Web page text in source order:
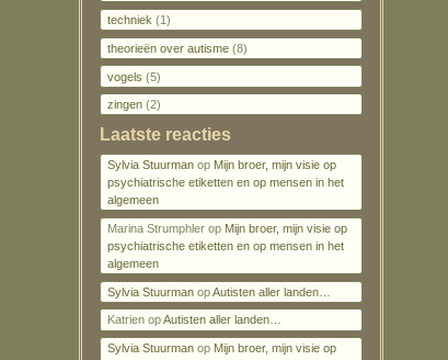
techniek (1)
theorieën over autisme(8)
vogels (5)
zingen(2)
Laatste reacties
Sylvia Stuurmanop Mijn broer, mijn visie op
psychiatrische etiketten en op mensen in het
algemeen
Marina Strumphlerop Mijn broer, mijn visie op
psychiatrische etiketten en op mensen in het
algemeen
Sylvia StuurmanopAutisten aller landen…
KatrienopAutisten aller landen…
Sylvia Stuurmanop Mijn broer, mijn visie op